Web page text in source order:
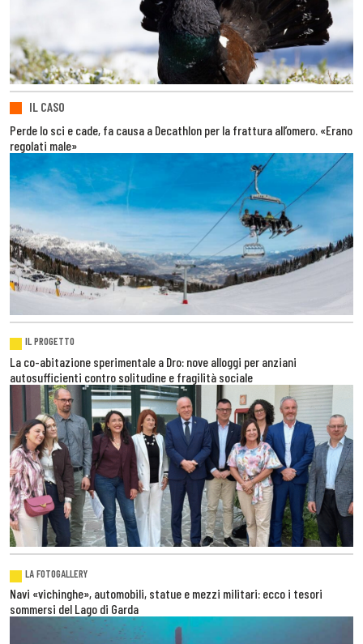
IL CASO
Perde lo sci e cade, fa causa a Decathlon per la frattura all’omero. «Erano
regolati male»
IL PROGETTO
La co-abitazione sperimentale a Dro: nove alloggi per anziani
autosufficienti contro solitudine e fragilità sociale
LA FOTOGALLERY
Navi «vichinghe», automobili, statue e mezzi militari: ecco i tesori
sommersi del Lago di Garda